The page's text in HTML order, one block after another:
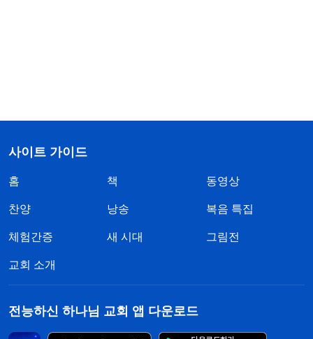
사이트 가이드
홈 책 동영상
찬양 낭송 복음 특집
체험간증 새 시대 그림전
교회 소개
전능하신 하나님 교회 앱 다운로드